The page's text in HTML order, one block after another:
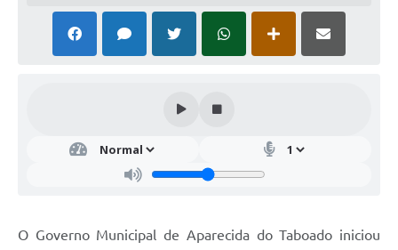
O Governo Municipal de Aparecida do Taboado iniciou